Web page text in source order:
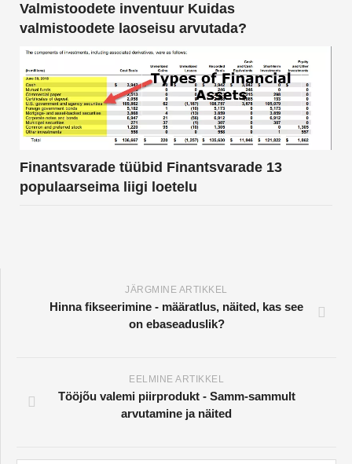
Valmistoodete inventuur Kuidas
valmistoodete laoseisu arvutada?
Finantsvarade tüübid Finantsvarade 13
populaarseima liigi loetelu
JÄRGMINE ARTIKKEL
Hinna fikseerimine - määratlus, näited, kas see
on ebaseaduslik?
EELMINE ARTIKKEL
Tööjõu valemi piirprodukt - Samm-sammult
arvutamine ja näited